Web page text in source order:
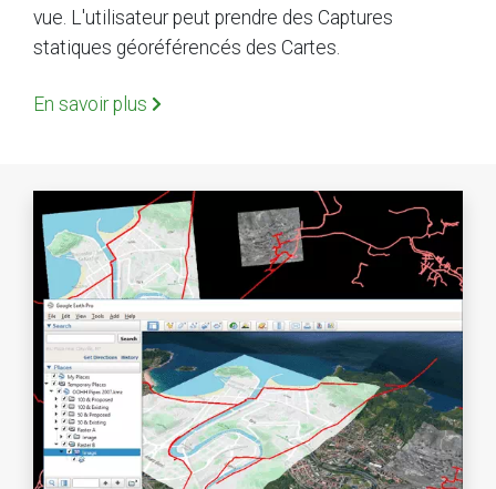
vue. L'utilisateur peut prendre des Captures
statiques géoréférencés des Cartes.
En savoir plus